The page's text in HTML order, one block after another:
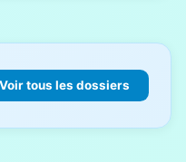
Voir tous les dossiers